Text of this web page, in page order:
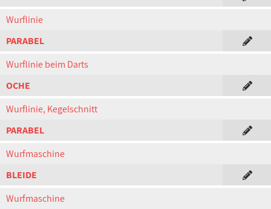
Wurflinie
PARABEL
Wurflinie beim Darts
OCHE
Wurflinie, Kegelschnitt
PARABEL
Wurfmaschine
BLEIDE
Wurfmaschine